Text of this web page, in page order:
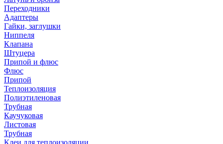
Переходники
Адаптеры
Гайки, заглушки
Ниппеля
Клапана
Штуцера
Припой и флюс
Флюс
Припой
Теплоизоляция
Полиэтиленовая
Трубная
Каучуковая
Листовая
Трубная
Клеи для теплоизоляции